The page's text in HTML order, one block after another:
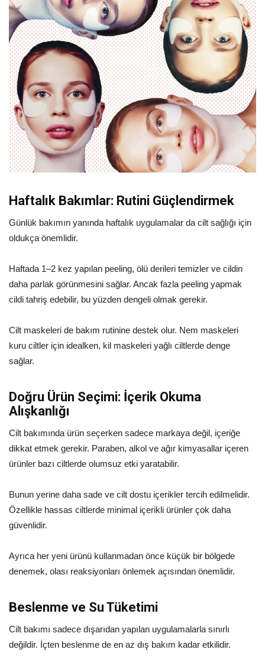
Haftalık Bakımlar: Rutini Güçlendirmek
Günlük bakımın yanında haftalık uygulamalar da cilt sağlığı için
oldukça önemlidir.
Haftada 1–2 kez yapılan peeling, ölü derileri temizler ve cildin
daha parlak görünmesini sağlar. Ancak fazla peeling yapmak
cildi tahriş edebilir, bu yüzden dengeli olmak gerekir.
Cilt maskeleri de bakım rutinine destek olur. Nem maskeleri
kuru ciltler için idealken, kil maskeleri yağlı ciltlerde denge
sağlar.
Doğru Ürün Seçimi: İçerik Okuma
Alışkanlığı
Cilt bakımında ürün seçerken sadece markaya değil, içeriğe
dikkat etmek gerekir. Paraben, alkol ve ağır kimyasallar içeren
ürünler bazı ciltlerde olumsuz etki yaratabilir.
Bunun yerine daha sade ve cilt dostu içerikler tercih edilmelidir.
Özellikle hassas ciltlerde minimal içerikli ürünler çok daha
güvenlidir.
Ayrıca her yeni ürünü kullanmadan önce küçük bir bölgede
denemek, olası reaksiyonları önlemek açısından önemlidir.
Beslenme ve Su Tüketimi
Cilt bakımı sadece dışarıdan yapılan uygulamalarla sınırlı
değildir. İçten beslenme de en az dış bakım kadar etkilidir.